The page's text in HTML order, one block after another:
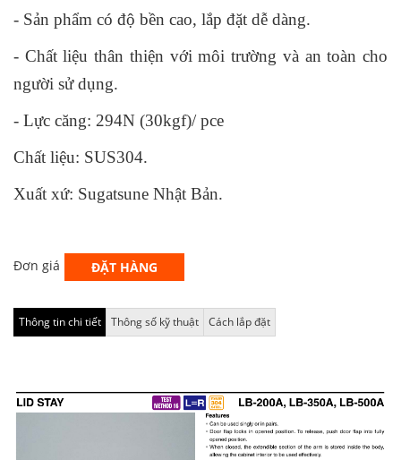
- Sản phẩm có độ bền cao, lắp đặt dễ dàng.
- Chất liệu thân thiện với môi trường và an toàn cho
người sử dụng.
- Lực căng: 294N (30kgf)/ pce
Chất liệu: SUS304.
Xuất xứ: Sugatsune Nhật Bản.
Đơn giá ĐẶT HÀNG
Thông tin chi tiết Thông số kỹ thuật Cách lắp đặt